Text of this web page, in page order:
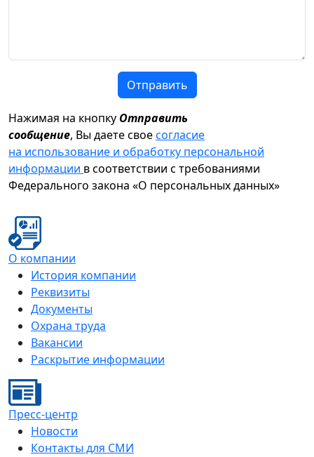
Отправить
Нажимая на кнопку Отправить
сообщение, Вы даете своесогласие
на использование и обработку персональной
информации в соответствии с требованиями
Федерального закона «О персональных данных»
О компании
История компании
Реквизиты
Документы
Охрана труда
Вакансии
Раскрытие информации
Пресс-центр
Новости
Контакты для СМИ